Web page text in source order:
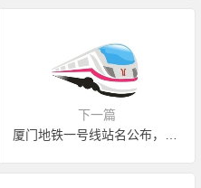
下一篇